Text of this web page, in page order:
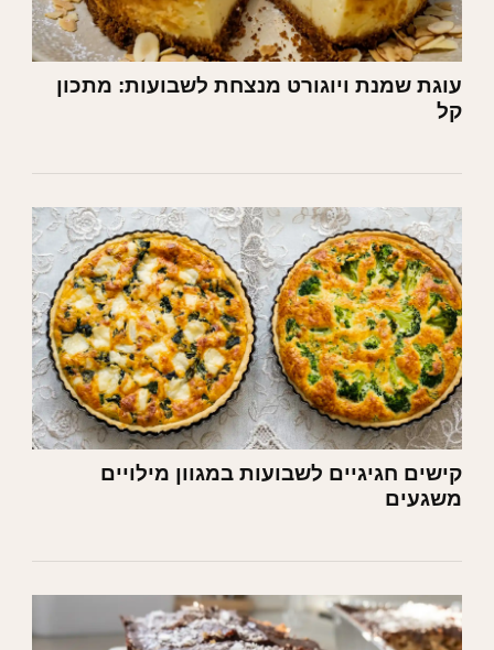
עוגת שמנת ויוגורט מנצחת לשבועות: מתכון
קל
קישים חגיגיים לשבועות במגוון מילויים
משגעים